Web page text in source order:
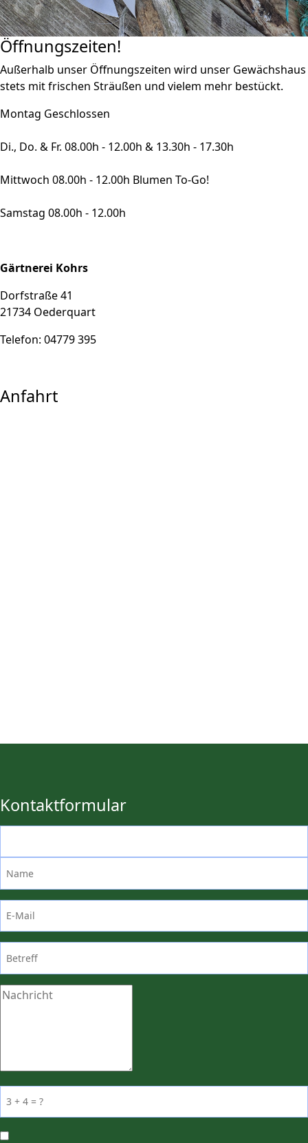
Öffnungszeiten!
Außerhalb unser Öffnungszeiten wird unser Gewächshaus
stets mit frischen Sträußen und vielem mehr bestückt.
Montag Geschlossen
Di., Do. & Fr. 08.00h - 12.00h & 13.30h - 17.30h
Mittwoch 08.00h - 12.00h Blumen To-Go!
Samstag 08.00h - 12.00h
Gärtnerei Kohrs
Dorfstraße 41
21734 Oederquart
Telefon: 04779 395
Anfahrt
Kontaktformular